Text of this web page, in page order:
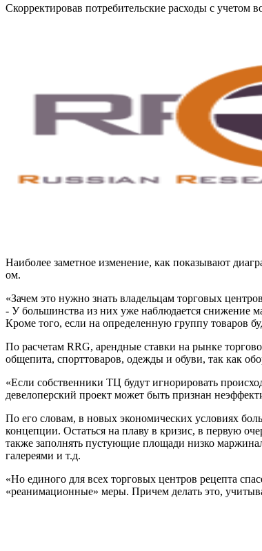
Скорректировав потребительские расходы с
Наиболее заметное изменение, как показывают
ом.
«Зачем это нужно знать владельцам торговых
- У большинства из них уже наблюдается снижение
Кроме того, если на определенную группу товаров
По расчетам RRG, арендные ставки на рынке
общепита, спорттоваров, одежды и обуви, так как
«Если собственники ТЦ будут игнорировать
девелоперский проект может быть признан
По его словам, в новых экономических условиях
концепции. Остаться на плаву в кризис, в первую
также заполнять пустующие площади низко
галереями и т.д.
«Но единого для всех торговых центров рецепта
«реанимационные» меры. Причем делать это,